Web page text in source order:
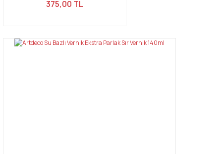
375,00 TL